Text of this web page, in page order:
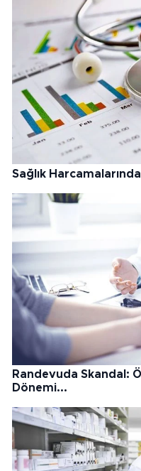
Sağlık
Randevuda Skandal:
Dönemi...